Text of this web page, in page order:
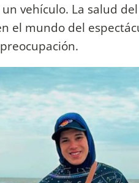
vehículo. La salud
el mundo del